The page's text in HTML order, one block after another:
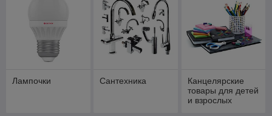
Лампочки Сантехника
Канцелярские
товары для детей
и взрослых